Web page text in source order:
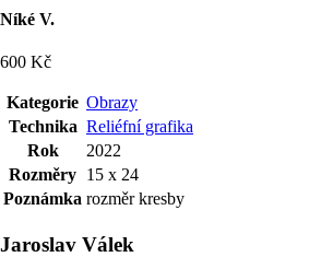
Níké V.
600 Kč
Kategorie Obrazy
Technika Reliéfní grafika
Rok
2022
Rozměry 15 x 24
Poznámka rozměr kresby
Jaroslav Válek